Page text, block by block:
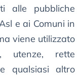
alle pubbliche
e ai Comuni in
viene utilizzato
utenze, rette
qualsiasi altro